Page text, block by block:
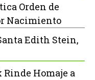
Orden de
Nacimiento
Edith Stein,
Homaje a